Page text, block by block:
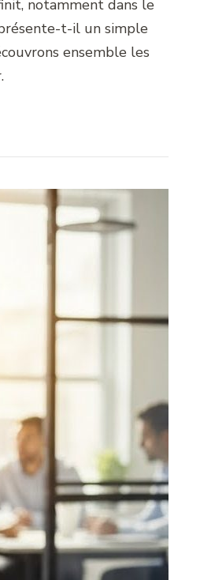
notamment dans le
t-il un simple
ensemble les